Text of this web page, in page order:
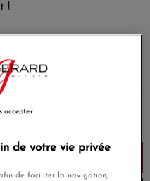
!
panier
de votre vie privée
de faciliter la navigation,
accepter